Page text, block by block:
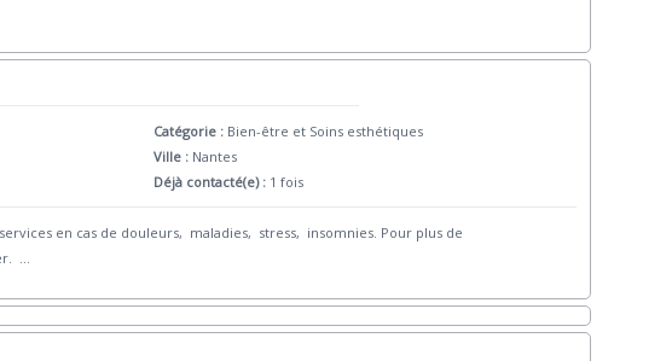
Catégorie : Bien-être et Soins esthétiques
Ville : Nantes
Déjà contacté(e) : 1 fois
en cas de douleurs, maladies, stress, insomnies. Pour plus de